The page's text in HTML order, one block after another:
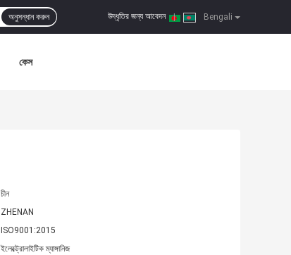
Bengali
উদ্ধৃতির জন্য আবেদন |
অনুসন্ধান করুন
কেস
চীন
ZHENAN
ISO9001:2015
ইলেক্ট্রোলাইটিক ম্যাঙ্গানিজ